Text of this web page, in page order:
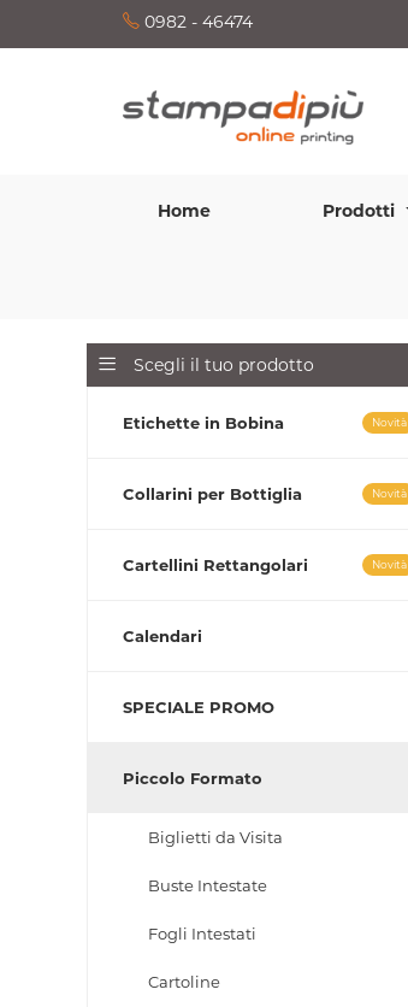
0982 - 46474
Home Prodotti
Scegli il tuo prodotto
Etichette in Bobina Novità
Collarini per Bottiglia Novità
Cartellini Rettangolari Novità
Calendari
SPECIALE PROMO
Piccolo Formato
Biglietti da Visita
Buste Intestate
Fogli Intestati
Cartoline